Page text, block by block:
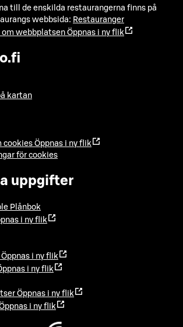
till de enskilda restaurangerna finns på
webbsida: Restauranger
om webbplatsen Öppnas i ny flik
kartan
cookies Öppnas i ny flik
för cookies
uppgifter
Plånbok
i ny flik
Öppnas i ny flik
i ny flik
Öppnas i ny flik
i ny flik